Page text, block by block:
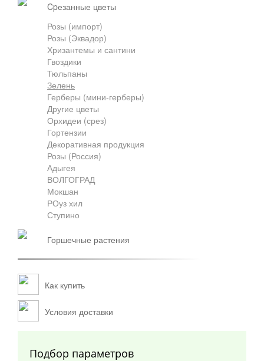
cpезанные цветы
Розы (импорт)
Розы (Эквадор)
Хризантемы и сантини
Гвоздики
Тюльпаны
Зелень
Герберы (мини-герберы)
Другие цветы
Орхидеи (срез)
Гортензии
Декоративная продукция
Розы (Россия)
Адыгея
ВОЛГОГРАД
Мокшан
РОуз хил
Ступино
горшечные растения
Как купить
Условия доставки
Подбор параметров